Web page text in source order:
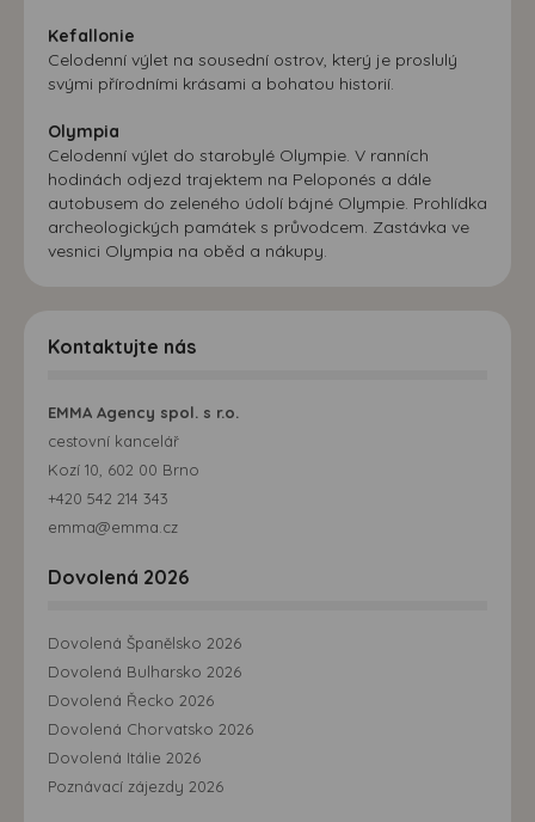
Kefallonie
Celodenní výlet na sousední ostrov, který je proslulý
svými přírodními krásami a bohatou historií.
Olympia
Celodenní výlet do starobylé Olympie. V ranních
hodinách odjezd trajektem na Peloponés a dále
autobusem do zeleného údolí bájné Olympie. Prohlídka
archeologických památek s průvodcem. Zastávka ve
vesnici Olympia na oběd a nákupy.
Kontaktujte nás
EMMA Agency spol. s r.o.
cestovní kancelář
Kozí 10, 602 00 Brno
+420 542 214 343
emma@emma.cz
Dovolená 2026
Dovolená Španělsko 2026
Dovolená Bulharsko 2026
Dovolená Řecko 2026
Dovolená Chorvatsko 2026
Dovolená Itálie 2026
Poznávací zájezdy 2026